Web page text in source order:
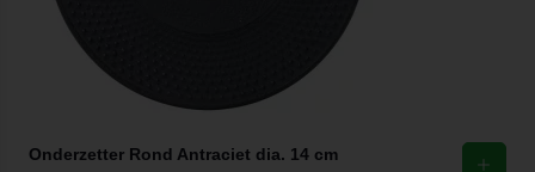
Onderzetter Rond Antraciet dia. 14 cm